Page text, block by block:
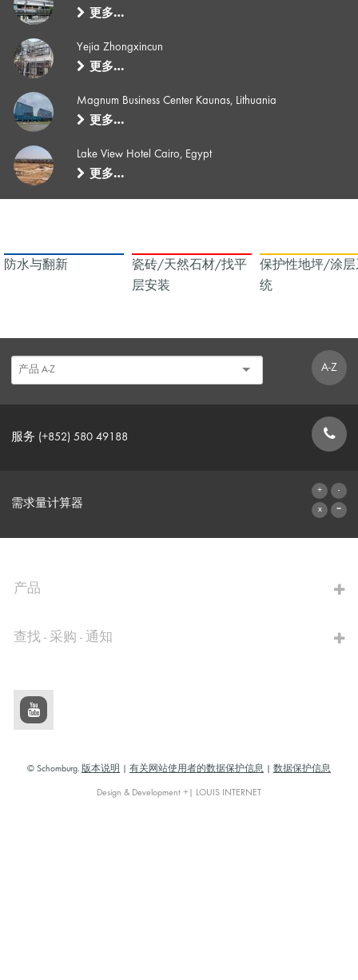
更多…
Yejia Zhongxincun
更多…
Magnum Business Center Kaunas, Lithuania
更多…
Lake View Hotel Cairo, Egypt
更多…
防水与翻新
瓷砖/天然石材/找平
层安装
保护性地坪/涂层
统
A-Z
服务 (+852) 580 49188
需求量计算器
产品
查找 - 采购 - 通知
© Schomburg. 版本说明 有关网站使用者的数据保护信息 数据保护信息
Design & Development +| LOUIS INTERNET